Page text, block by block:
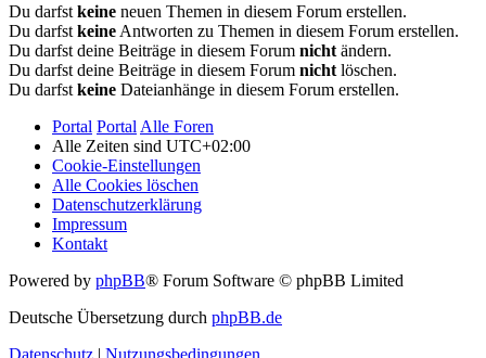
Du darfst keine neuen Themen in diesem Forum erstellen.
Du darfst keine Antworten zu Themen in diesem Forum erstellen.
Du darfst deine Beiträge in diesem Forum nicht ändern.
Du darfst deine Beiträge in diesem Forum nicht löschen.
Du darfst keine Dateianhänge in diesem Forum erstellen.
Portal Portal Alle Foren
Alle Zeiten sind UTC+02:00
Cookie-Einstellungen
Alle Cookies löschen
Datenschutzerklärung
Impressum
Kontakt
Powered by phpBB® Forum Software © phpBB Limited
Deutsche Übersetzung durch phpBB.de
Datenschutz | Nutzungsbedingungen